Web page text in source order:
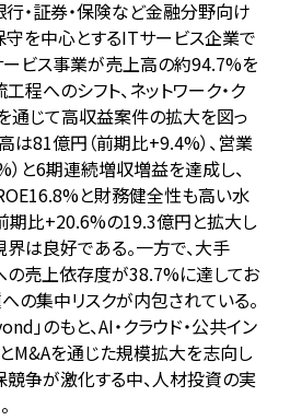
・証券・保険など金融分野向け
守を中心とするITサービス企業で
ービス事業が売上高の約94.7%を
程へのシフト、ネットワーク・ク
通じて高収益案件の拡大を図っ
は81億円（前期比+9.4%）、営業
と6期連続増収増益を達成し、
と財務健全性も高い水
期比+20.6%の19.3億円と拡大し
は良好である。一方で、大手
売上依存度が38.7%に達してお
の集中リスクが内包されている。
」のもと、AI・クラウド・公共イン
M&Aを通じた規模拡大を志向し
競争が激化する中、人材投資の実